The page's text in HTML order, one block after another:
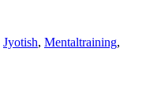
Jyotish, Mentaltraining,